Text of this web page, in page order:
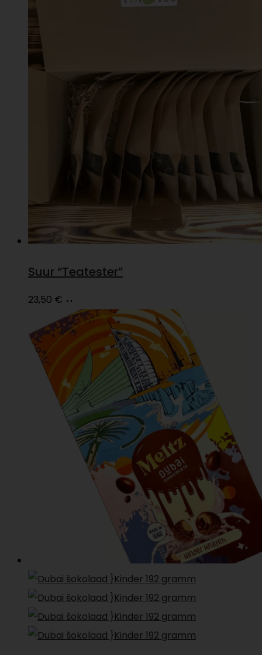
Suur “Teatester”
23,50 €
korvi